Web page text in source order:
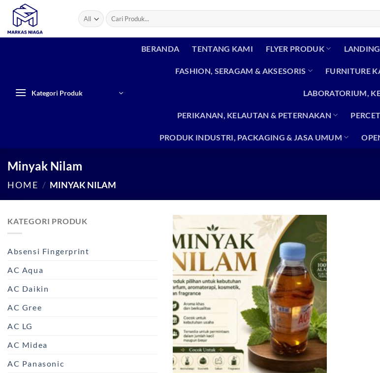
Skip
content
Search
for:
Kategori Produk
BERANDA TENTANG KAMI FLYER PRODUK
FASHION, SERAGAM & AKSESORIS FURNITURE
LABORATORIUM,
PERIKANAN, KELAUTAN & PETERNAKAN
PRODUK INDUSTRI, PACKAGING & JASA UMUM
Minyak Nilam
HOME / MINYAK NILAM
KATEGORI PRODUK
Absensi Fingerprint
AC Aqua
AC Daikin
AC Gree
AC LG
AC Midea
AC Panasonic